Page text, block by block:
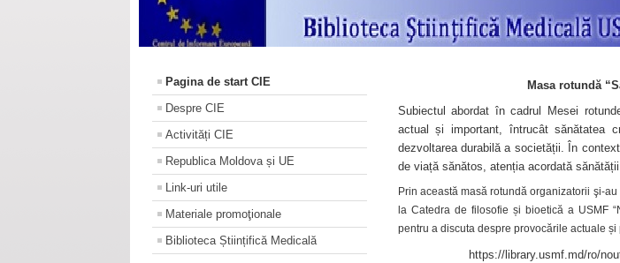
Pagina de start CIE
Despre CIE
Activități CIE
Republica Moldova și UE
Link-uri utile
Materiale promoţionale
Biblioteca Științifică Medicală
Masa rotundă
Subiectul abordat în cadrul Mesei
actual și important, întrucât sănătatea
dezvoltarea durabilă a societății. În
de viață sănătos, atenția acordată
Prin această masă rotundă organizatorii şi-
la Catedra de filosofie și bioetică a USMF
pentru a discuta despre provocările actuale
https://library.usmf.md/ro/